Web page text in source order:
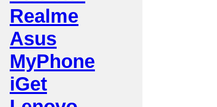
Realme
Asus
MyPhone
iGet